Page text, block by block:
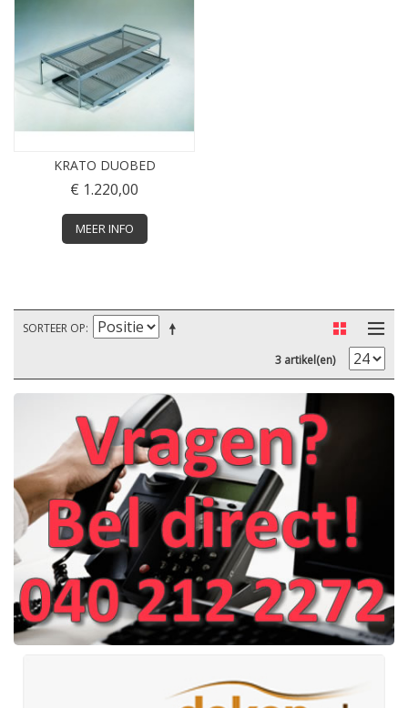
KRATO DUOBED
€ 1.220,00
MEER INFO
SORTEER OP
3 artikel(en)